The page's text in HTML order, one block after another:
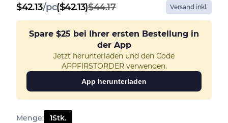
$42.13/pc($42.13)$44.17 Versand inkl.
Spare $25 bei Ihrer ersten Bestellung in
der App
Jetzt herunterladen und den Code
APPFIRSTORDER verwenden.
App herunterladen
Menge: 1Stk.